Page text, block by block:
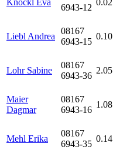
Knöckl Eva
6943-12
0.02
Liebl Andrea
08167
6943-15
0.10
Lohr Sabine
08167
6943-36
2.05
Maier
Dagmar
08167
6943-16
1.08
Mehl Erika
08167
6943-35
0.14